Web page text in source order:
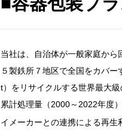
当社は、自治体が一般家庭から
５製鉄所７地区で全国をカバ
t）をリサイクルする世界最大級
累計処理量（2000～2022年度
イメーカーとの連携による再